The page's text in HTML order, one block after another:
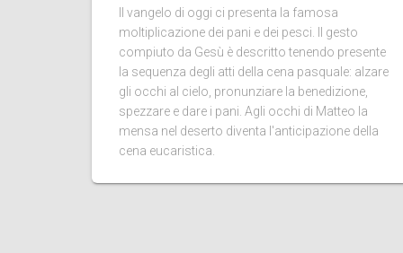
Il vangelo di oggi ci presenta la famosa
moltiplicazione dei pani e dei pesci. Il gesto
compiuto da Gesù è descritto tenendo presente
la sequenza degli atti della cena pasquale: alzare
gli occhi al cielo, pronunziare la benedizione,
spezzare e dare i pani. Agli occhi di Matteo la
mensa nel deserto diventa l'anticipazione della
cena eucaristica.